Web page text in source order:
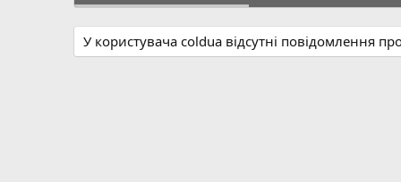
У користувача coldua відсутні повідомлення